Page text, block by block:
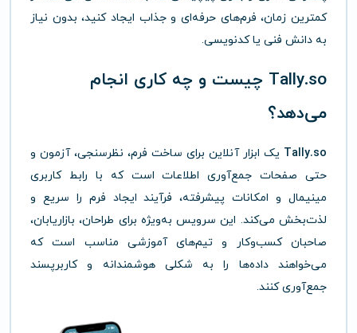
کمترین زمان، فرم‌های حرفه‌ای و جذاب ایجاد کنید، بدون نیاز
به دانش فنی یا کدنویسی.
Tally.so چیست و چه کاری انجام
می‌دهد؟
Tally.so یک ابزار آنلاین برای ساخت فرم، نظرسنجی، آزمون و
حتی صفحات جمع‌آوری اطلاعات است که با رابط کاربری
مینیمال و امکانات پیشرفته، فرآیند ایجاد فرم را سریع و
لذت‌بخش می‌کند. این سرویس به‌ویژه برای طراحان، بازاریابان،
صاحبان کسب‌وکار و تیم‌های آموزشی مناسب است که
می‌خواهند داده‌ها را به شکلی هوشمندانه و کاربرپسند
جمع‌آوری کنند.